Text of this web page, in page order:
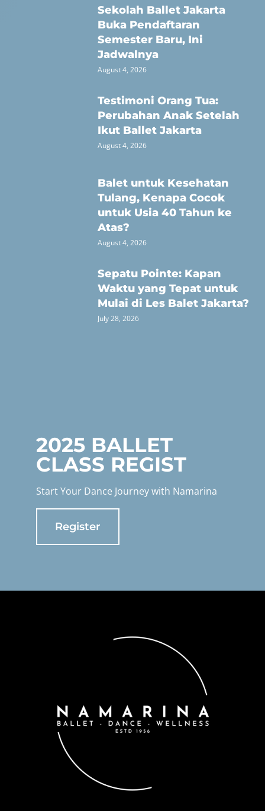
Sekolah Ballet Jakarta
Buka Pendaftaran
Semester Baru, Ini
Jadwalnya
August 4, 2026
Testimoni Orang Tua:
Perubahan Anak Setelah
Ikut Ballet Jakarta
August 4, 2026
Balet untuk Kesehatan
Tulang, Kenapa Cocok
untuk Usia 40 Tahun ke
Atas?
August 4, 2026
Sepatu Pointe: Kapan
Waktu yang Tepat untuk
Mulai di Les Balet Jakarta?
July 28, 2026
2025 BALLET
CLASS REGIST
Start Your Dance Journey with Namarina
Register